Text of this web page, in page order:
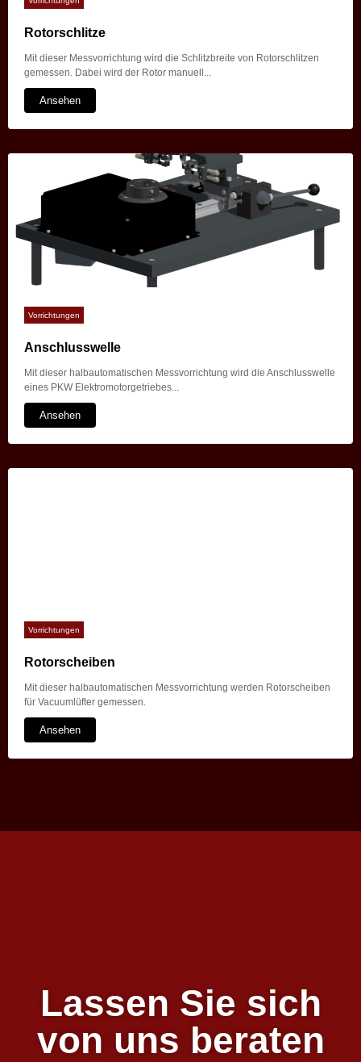
Rotorschlitze
Mit dieser Messvorrichtung wird die Schlitzbreite von Rotorschlitzen
gemessen. Dabei wird der Rotor manuell...
Ansehen
Vorrichtungen
Anschlusswelle
Mit dieser halbautomatischen Messvorrichtung wird die Anschlusswelle
eines PKW Elektromotorgetriebes...
Ansehen
Vorrichtungen
Rotorscheiben
Mit dieser halbautomatischen Messvorrichtung werden Rotorscheiben
für Vacuumlüfter gemessen.
Ansehen
Lassen Sie sich
von uns beraten